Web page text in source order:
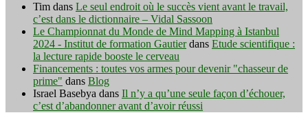
Tim dans Le seul endroit où le succès vient avant le travail,
c’est dans le dictionnaire – Vidal Sassoon
Le Championnat du Monde de Mind Mapping à Istanbul
2024 - Institut de formation Gautierdans Etude scientifique :
la lecture rapide booste le cerveau
Financements : toutes vos armes pour devenir "chasseur de
prime" dans Blog
Israel Basebya dans Il n’y a qu’une seule façon d’échouer,
c’est d’abandonner avant d’avoir réussi